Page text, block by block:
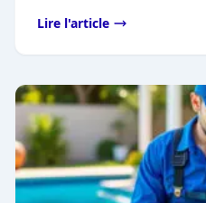
Lire l'article